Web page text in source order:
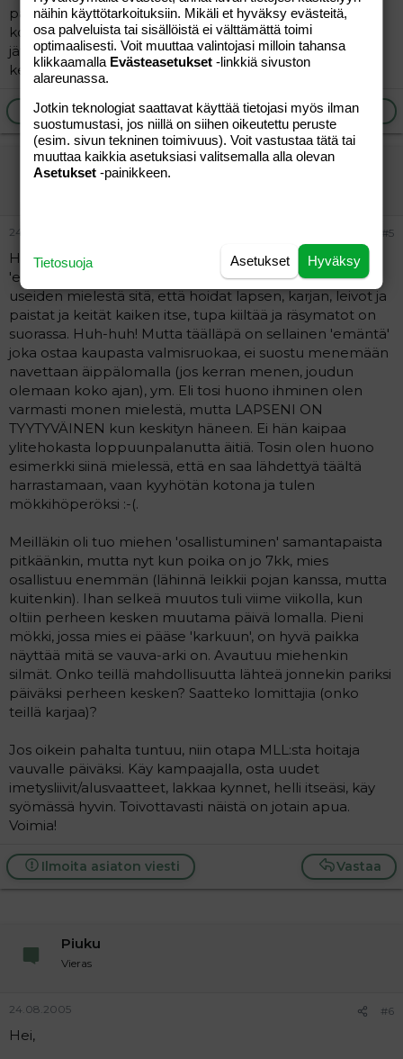
parhaimmalta itsellesi ja vauvallesi, älä kuuntele muita,
koska aina löytyy joku joka jostain moittii. Siivoukset voi
jättäää vähemmälle, tee useamman päivän ruoka
kerralla ettei joka päiäv tarvi alusta asti keittää jne.
Vastaa
Ilmoita asiaton viesti
-piia-
24.08.2005 #5
Hei! Ymmärrän miltä susta tuntuu. Olen itekin maatilan
'emäntä' (vihaan tuota sanaa, yök). Ja sehän tarkoittaa
useiden mielestä sitä, että hoidat lapsen, karjan, leivot ja
paistat ja keität kaiken itse, tupa kiiltää ja räsymatot on
suorassa. Huh-huh! Mutta täälläpä on sellainen 'emäntä'
joka ostaa kaupasta valmisruokaa, ei suostu menemään
navettaan äippälomalla (jos kerran menen, joudun
olemaan koko ajan), ym. Eli tosi huono ihminen olen
varmasti monen mielestä, mutta LAPSENI ON
TYYTYVÄINEN kun keskityn häneen. Ei hän kaipaa
ylitehokasta loppuunpalanutta äitiä. Tosin olen huono
esimerkki siinä mielessä, että en saa lähdettyä täältä
harrastamaan, vaan kyyhötän kotona ja tulen
mökkihöperöksi :-(.
Meilläkin oli tuo miehen 'osallistuminen' samantapaista
pitkäänkin, mutta nyt kun poika on jo 7kk, mies
osallistuu enemmän (lähinnä leikkii pojan kanssa, mutta
kuitenkin). Ihan selkeä muutos tuli viime viikolla, kun
oltiin perheen kesken muutama päivä lomalla. Pieni
mökki, jossa mies ei pääse 'karkuun', on hyvä paikka
näyttää mitä se vauva-arki on. Avautuu miehenkin
silmät. Onko teillä mahdollisuutta lähteä jonnekin pariksi
päiväksi perheen kesken? Saatteko lomittajia (onko
teillä karjaa)?
Jos oikein pahalta tuntuu, niin otapa MLL:sta hoitaja
vauvalle päiväksi. Käy kampaajalla, osta uudet
imetysliivit/alusvaatteet, lakkaa kynnet, helli itseäsi, käy
syömässä hyvin. Toivottavasti näistä on jotain apua.
Voimia!
Vastaa
Ilmoita asiaton viesti
Piuku
Vieras
24.08.2005 #6
Hei,
näihin käyttötarkoituksiin. Mikäli et hyväksy evästeitä,
osa palveluista tai sisällöistä ei välttämättä toimi
optimaalisesti. Voit muuttaa valintojasi milloin tahansa
klikkaamalla Evästeasetukset -linkkiä sivuston
alareunassa.
Jotkin teknologiat saattavat käyttää tietojasi myös ilman
suostumustasi, jos niillä on siihen oikeutettu peruste
(esim. sivun tekninen toimivuus). Voit vastustaa tätä tai
muuttaa kaikkia asetuksiasi valitsemalla alla olevan
Asetukset -painikkeen.
Hyväksy
Asetukset
Tietosuoja